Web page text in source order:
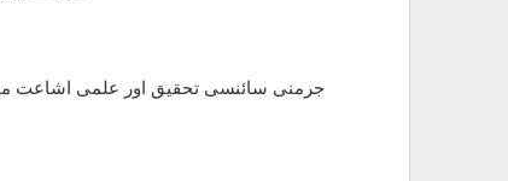
جرمنی سائنسی تحقیق اور علمی اشاعت